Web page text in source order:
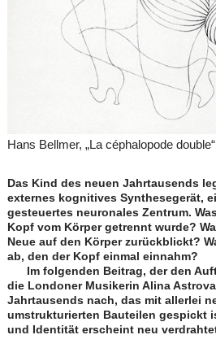
Hans Bellmer, „La céphalopode
Das Kind des neuen Jahrtausends
externes kognitives Synthesegerät,
gesteuertes neuronales Zentrum.
Kopf vom Körper getrennt wurde?
Neue auf den Körper zurückblickt?
ab, den der Kopf einmal einnahm?
Im folgenden Beitrag, der den
die Londoner Musikerin Alina
Jahrtausends nach, das mit allerlei
umstrukturierten Bauteilen gespickt
und Identität erscheint neu